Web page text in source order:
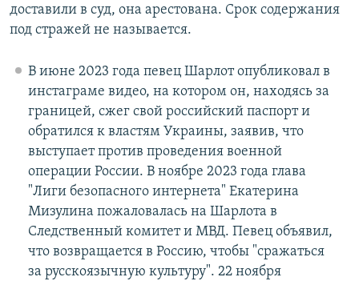
доставили в суд, она арестована. Срок содержания
под стражей не называется.
В июне 2023 года певец Шарлот опубликовал в
инстаграме видео, на котором он, находясь за
границей, сжег свой российский паспорт и
обратился к властям Украины, заявив, что
выступает против проведения военной
операции России. В ноябре 2023 года глава
"Лиги безопасного интернета" Екатерина
Мизулина пожаловалась на Шарлота в
Следственный комитет и МВД. Певец объявил,
что возвращается в Россию, чтобы "сражаться
за русскоязычную культуру". 22 ноября